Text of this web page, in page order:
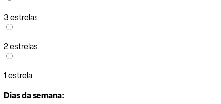
3 estrelas
2 estrelas
1 estrela
Dias da semana: